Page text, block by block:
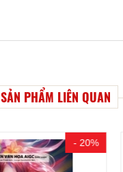
SẢN PHẨM LIÊN QUAN
- 20%